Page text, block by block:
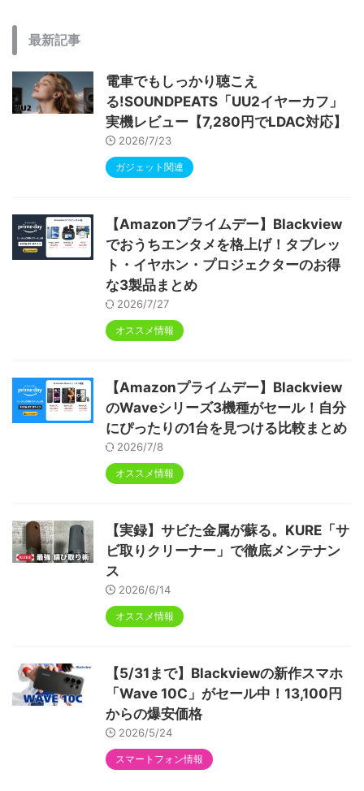
最新記事
電車でもしっかり聴こえ
る!SOUNDPEATS「UU2イヤーカフ」
実機レビュー【7,280円でLDAC対応】
2026/7/23
ガジェット関連
【Amazonプライムデー】Blackview
でおうちエンタメを格上げ！タブレッ
ト・イヤホン・プロジェクターのお得
な3製品まとめ
2026/7/27
オススメ情報
【Amazonプライムデー】Blackview
のWaveシリーズ3機種がセール！自分
にぴったりの1台を見つける比較まとめ
2026/7/8
オススメ情報
【実録】サビた金属が蘇る。KURE「サ
ビ取りクリーナー」で徹底メンテナン
ス
2026/6/14
オススメ情報
【5/31まで】Blackviewの新作スマホ
「Wave 10C」がセール中！13,100円
からの爆安価格
2026/5/24
スマートフォン情報